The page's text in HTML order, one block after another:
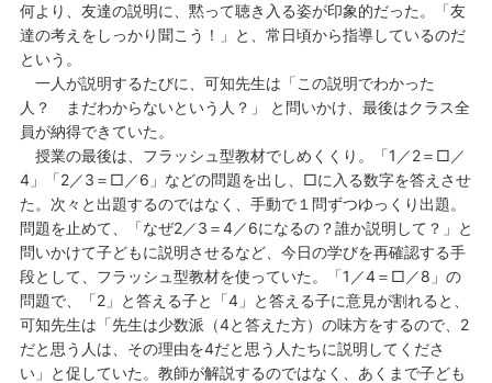
何より、友達の説明に、黙って聴き入る姿が印象的だった。「友
達の考えをしっかり聞こう！」と、常日頃から指導しているのだ
という。
一人が説明するたびに、可知先生は「この説明でわかった
人？ まだわからないという人？」 と問いかけ、最後はクラス全
員が納得できていた。
授業の最後は、フラッシュ型教材でしめくくり。「1／2＝□／
4」「2／3＝□／6」などの問題を出し、□に入る数字を答えさせ
た。次々と出題するのではなく、手動で１問ずつゆっくり出題。
問題を止めて、「なぜ2／3＝4／6になるの？誰か説明して？」と
問いかけて子どもに説明させるなど、今日の学びを再確認する手
段として、フラッシュ型教材を使っていた。「1／4＝□／8」の
問題で、「2」と答える子と「4」と答える子に意見が割れると、
可知先生は「先生は少数派（4と答えた方）の味方をするので、2
だと思う人は、その理由を4だと思う人たちに説明してくださ
い」と促していた。教師が解説するのではなく、あくまで子ども